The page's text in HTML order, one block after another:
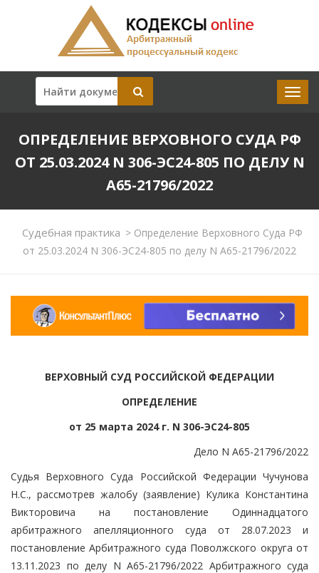
ОПРЕДЕЛЕНИЕ ВЕРХОВНОГО СУДА РФ
ОТ 25.03.2024 N 306-ЭС24-805 ПО ДЕЛУ N
А65-21796/2022
Судебная практика >Определение Верховного Суда РФ
от 25.03.2024 N 306-ЭС24-805 по делу N А65-21796/2022
ВЕРХОВНЫЙ СУД РОССИЙСКОЙ ФЕДЕРАЦИИ
ОПРЕДЕЛЕНИЕ
от 25 марта 2024 г. N 306-ЭС24-805
Дело N А65-21796/2022
Судья Верховного Суда Российской Федерации Чучунова
Н.С., рассмотрев жалобу (заявление) Кулика Константина
Викторовича на постановление Одиннадцатого
арбитражного апелляционного суда от 28.07.2023 и
постановление Арбитражного суда Поволжского округа от
13.11.2023 по делу N А65-21796/2022 Арбитражного суда